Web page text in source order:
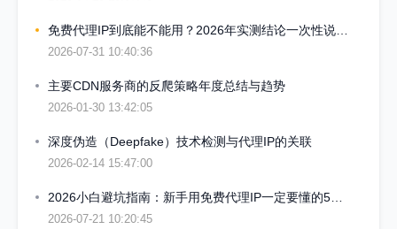
2026-07-31 10:40:36
主要CDN服务商的反爬策略年度总结与趋势
2026-01-30 13:42:05
深度伪造（Deepfake）技术检测与代理IP的关联
2026-02-14 15:47:00
2026-07-21 10:20:45